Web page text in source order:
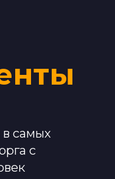
в самых
с